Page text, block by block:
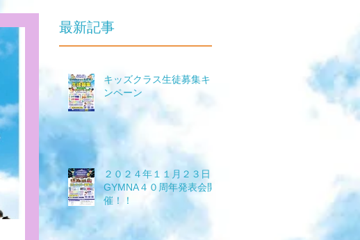
最新記事
キッズクラス生徒募集キャ
ンペーン
２０２４年１１月２３日
GYMNA４０周年発表会開
催！！